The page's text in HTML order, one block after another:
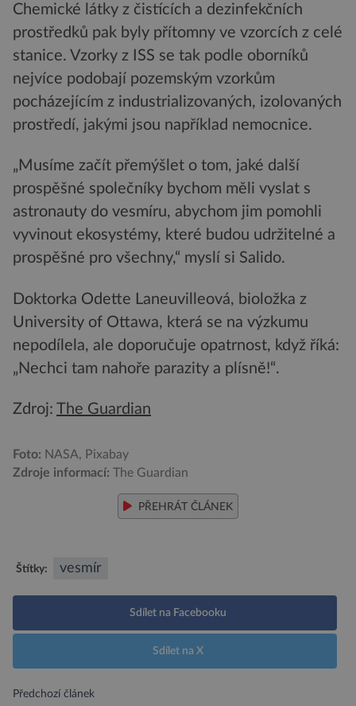
Chemické látky z čistících a dezinfekčních
prostředků pak byly přítomny ve vzorcích z celé
stanice. Vzorky z ISS se tak podle oborníků
nejvíce podobají pozemským vzorkům
pocházejícím z industrializovaných, izolovaných
prostředí, jakými jsou například nemocnice.
„Musíme začít přemýšlet o tom, jaké další
prospěšné společníky bychom měli vyslat s
astronauty do vesmíru, abychom jim pomohli
vyvinout ekosystémy, které budou udržitelné a
prospěšné pro všechny,“ myslí si Salido.
Doktorka Odette Laneuvilleová, bioložka z
University of Ottawa, která se na výzkumu
nepodílela, ale doporučuje opatrnost, když říká:
„Nechci tam nahoře parazity a plísně!“.
Zdroj: The Guardian
Foto: NASA, Pixabay
Zdroje informací: The Guardian
PŘEHRÁT ČLÁNEK
Štítky: vesmír
Sdílet na Facebooku
Sdílet na X
Předchozí článek